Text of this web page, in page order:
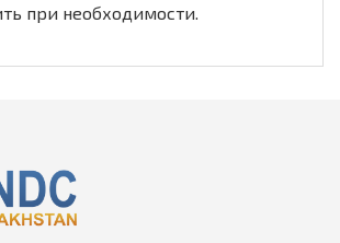
при необходимости.